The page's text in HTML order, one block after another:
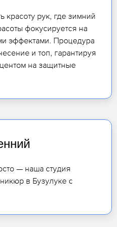
красоту рук, где зимний
фокусируется на
эффектами. Процедура
и топ, гарантируя
на защитные
— наша студия
в Бузулуке с